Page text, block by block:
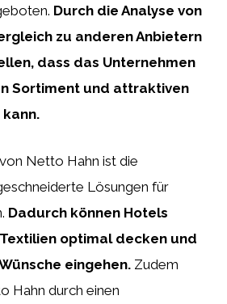
Durch die Analyse von
zu anderen Anbietern
dass das Unternehmen
Sortiment und attraktiven
Netto Hahn ist die
Lösungen für
Dadurch können Hotels
optimal decken und
eingehen. Zudem
Hahn durch einen